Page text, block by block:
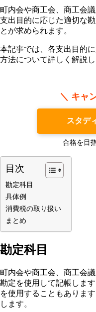
町内会や商工会、商工会
支出目的に応じた適切な
とが求められます。
本記事では、各支出目的
方法について詳しく解説し
＼ キャ
スタデ
合格を目
目次
勘定科目
具体例
消費税の取り扱い
まとめ
勘定科目
町内会や商工会、商工会
勘定を使用して記帳しま
を使用することもありま
します。